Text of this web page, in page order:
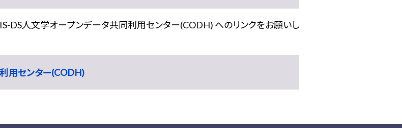
DS人文学オープンデータ共同利用センター(CODH) へのリンクをお願いし
用センター(CODH)